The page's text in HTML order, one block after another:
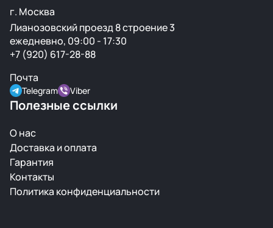
г. Москва
Лианозовский проезд 8 строение 3
ежедневно, 09:00 - 17:30
+7 (920) 617-28-88
Почта
Telegram Viber
Полезные ссылки
О нас
Доставка и оплата
Гарантия
Контакты
Политика конфиденциальности